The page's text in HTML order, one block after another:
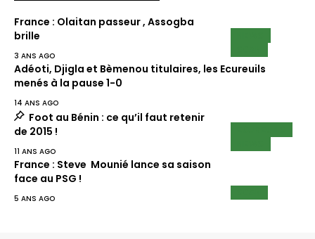
France : Olaitan passeur , Assogba
brille
3 ANS AGO
Adéoti, Djigla et Bèmenou titulaires, les Ecureuils
menés à la pause 1-0
14 ANS AGO
Foot au Bénin : ce qu’il faut retenir
de 2015 !
11 ANS AGO
France : Steve Mounié lance sa saison
face au PSG !
5 ANS AGO